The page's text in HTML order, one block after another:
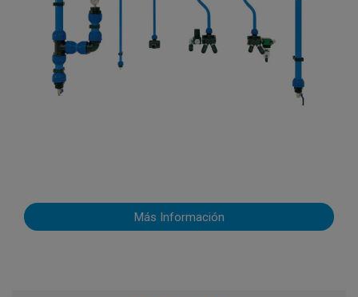
Más Información